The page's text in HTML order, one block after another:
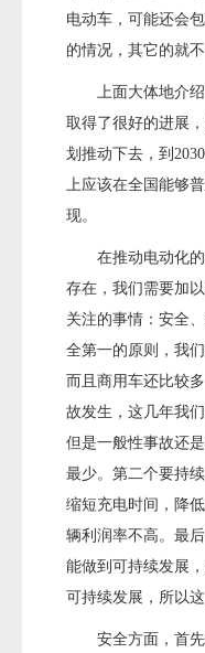
电动车，可能还会
的情况，其它的就不
上面大体地介绍
取得了很好的进展
划推动下去，到
上应该在全国能够
现。
在推动电动化的
存在，我们需要加
关注的事情：安全
全第一的原则，我
而且商用车还比较
故发生，这几年我
但是一般性事故还
最少。第二个要持
缩短充电时间，降
辆利润率不高。最
能做到可持续发展
可持续发展，所以
安全方面，首先